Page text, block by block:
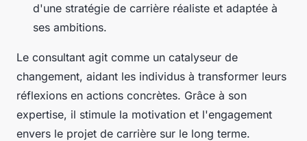
d'une stratégie de carrière réaliste et adaptée à
ses ambitions.
Le consultant agit comme un catalyseur de
changement, aidant les individus à transformer leurs
réflexions en actions concrètes. Grâce à son
expertise, il stimule la motivation et l'engagement
envers le projet de carrière sur le long terme.